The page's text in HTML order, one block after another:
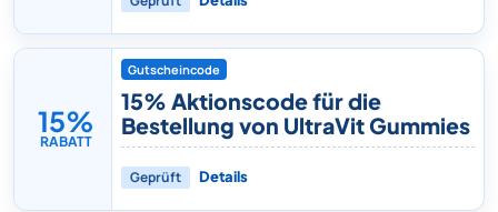
15%
RABATT
Gutscheincode
15% Aktionscode für die
Bestellung von UltraVit Gummies
Geprüft Details